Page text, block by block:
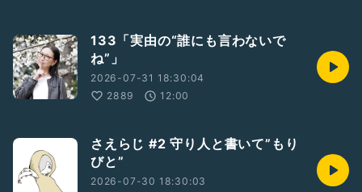
133「実由の“誰にも言わないで
ね”」
2026-07-31 18:30:04
2889
12:00
さえらじ #2 守り人と書いて”もり
びと”
2026-07-30 18:30:03